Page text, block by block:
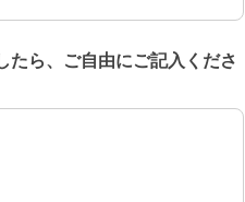
ら、ご自由にご記入くださ
ら、ご自由にご記入ください